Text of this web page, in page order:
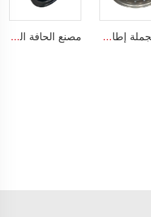
بيع الجملة إطارات شاحنات فولاذية بقياس 7.5x19.5 إنش إطارات شاحنات 19.5 إطارات شاحنات 245/70R19.5 مصنع الحافة الصيني حافات وعجلات مخصصة 8.5-20 حافات فولاذية للشاحنات إطارات شاحنة 1200-20